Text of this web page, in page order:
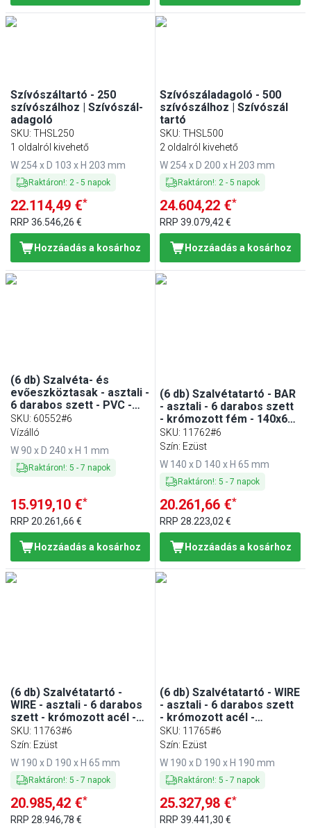
Szívószáltartó - 250
szívószálhoz | Szívószál-
adagoló
SKU: THSL250
1 oldalról kivehető
W 254 x D 103 x H 203 mm
Raktáron!: 2- 5 napok
22.114,49 €*
RRP 36.546,26 €
Hozzáadás a kosárhoz
Szívószáladagoló - 500
szívószálhoz | Szívószál
tartó
SKU:THSL500
2 oldalról kivehető
W 254 x D 200 x H 203 mm
Raktáron!: 2 -5 napok
24.604,22 €*
RRP39.079,42 €
Hozzáadás a kosárhoz
(6 db) Szalvéta- és
evőeszköztasak - asztali -
6 darabos szett - PVC -
90x240 mm - bézs
SKU: 60552#6
Vízálló
W 90 x D 240 x H 1 mm
Raktáron!: 5 - 7 napok
15.919,10 €*
RRP 20.261,66 €
Hozzáadás a kosárhoz
(6 db) Szalvétatartó - BAR
- asztali - 6 darabos szett
- krómozott fém - 140x65
mm - kb. 50 17x17 cm
koktélszalvéta - tartozék:
SKU: 11762#6
Szín: Ezüst
W 140 x D 140 x H 65 mm
Raktáron!:5 -7 napok
20.261,66 €*
RRP28.223,02 €
Hozzáadás a kosárhoz
(6 db) Szalvétatartó -
WIRE - asztali - 6 darabos
szett - krómozott acél -
190x65 mm - kb. 50 17x17
cm koktélszalvéta -
SKU: 11763#6
Szín: Ezüst
W 190 x D 190 x H 65 mm
Raktáron!: 5 - 7 napok
20.985,42 €*
RRP 28.946,78 €
(6 db) Szalvétatartó - WIRE
- asztali - 6 darabos szett
- krómozott acél -
190x190 mm - kb. 150
17x17 cm koktélszalvéta -
SKU: 11765#6
Szín: Ezüst
W 190 x D 190 x H 190 mm
Raktáron!:5 -7 napok
25.327,98 €*
RRP39.441,30 €